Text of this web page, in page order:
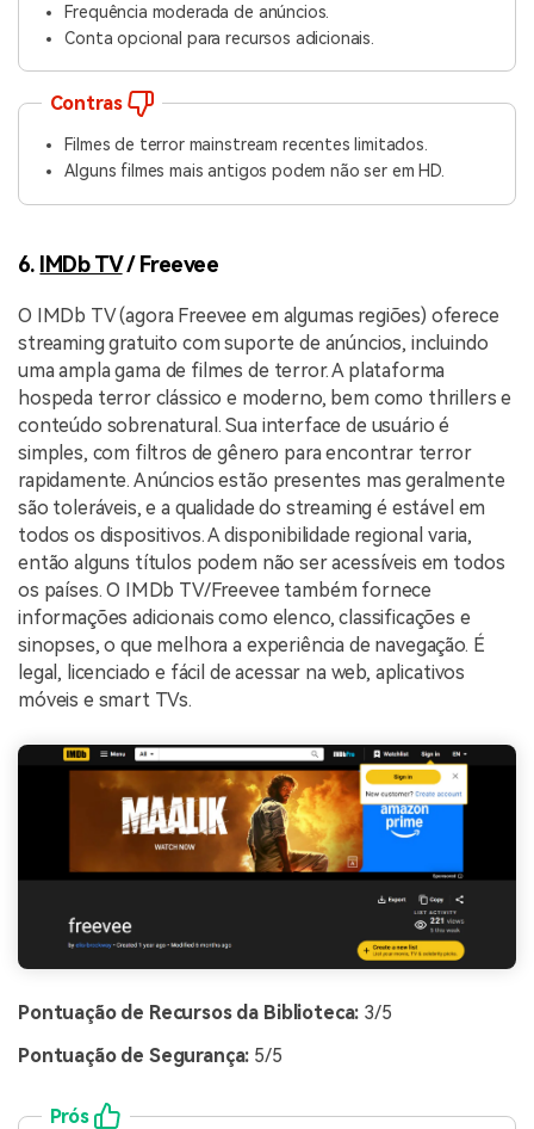
Frequência moderada de anúncios.
Conta opcional para recursos adicionais.
Contras
Filmes de terror mainstream recentes limitados.
Alguns filmes mais antigos podem não ser em HD.
6. IMDb TV/ Freevee
O IMDb TV (agora Freevee em algumas regiões) oferece
streaming gratuito com suporte de anúncios, incluindo
uma ampla gama de filmes de terror. A plataforma
hospeda terror clássico e moderno, bem como thrillers e
conteúdo sobrenatural. Sua interface de usuário é
simples, com filtros de gênero para encontrar terror
rapidamente. Anúncios estão presentes mas geralmente
são toleráveis, e a qualidade do streaming é estável em
todos os dispositivos. A disponibilidade regional varia,
então alguns títulos podem não ser acessíveis em todos
os países. O IMDb TV/Freevee também fornece
informações adicionais como elenco, classificações e
sinopses, o que melhora a experiência de navegação. É
legal, licenciado e fácil de acessar na web, aplicativos
móveis e smart TVs.
Pontuação de Recursos da Biblioteca: 3/5
Pontuação de Segurança: 5/5
Prós